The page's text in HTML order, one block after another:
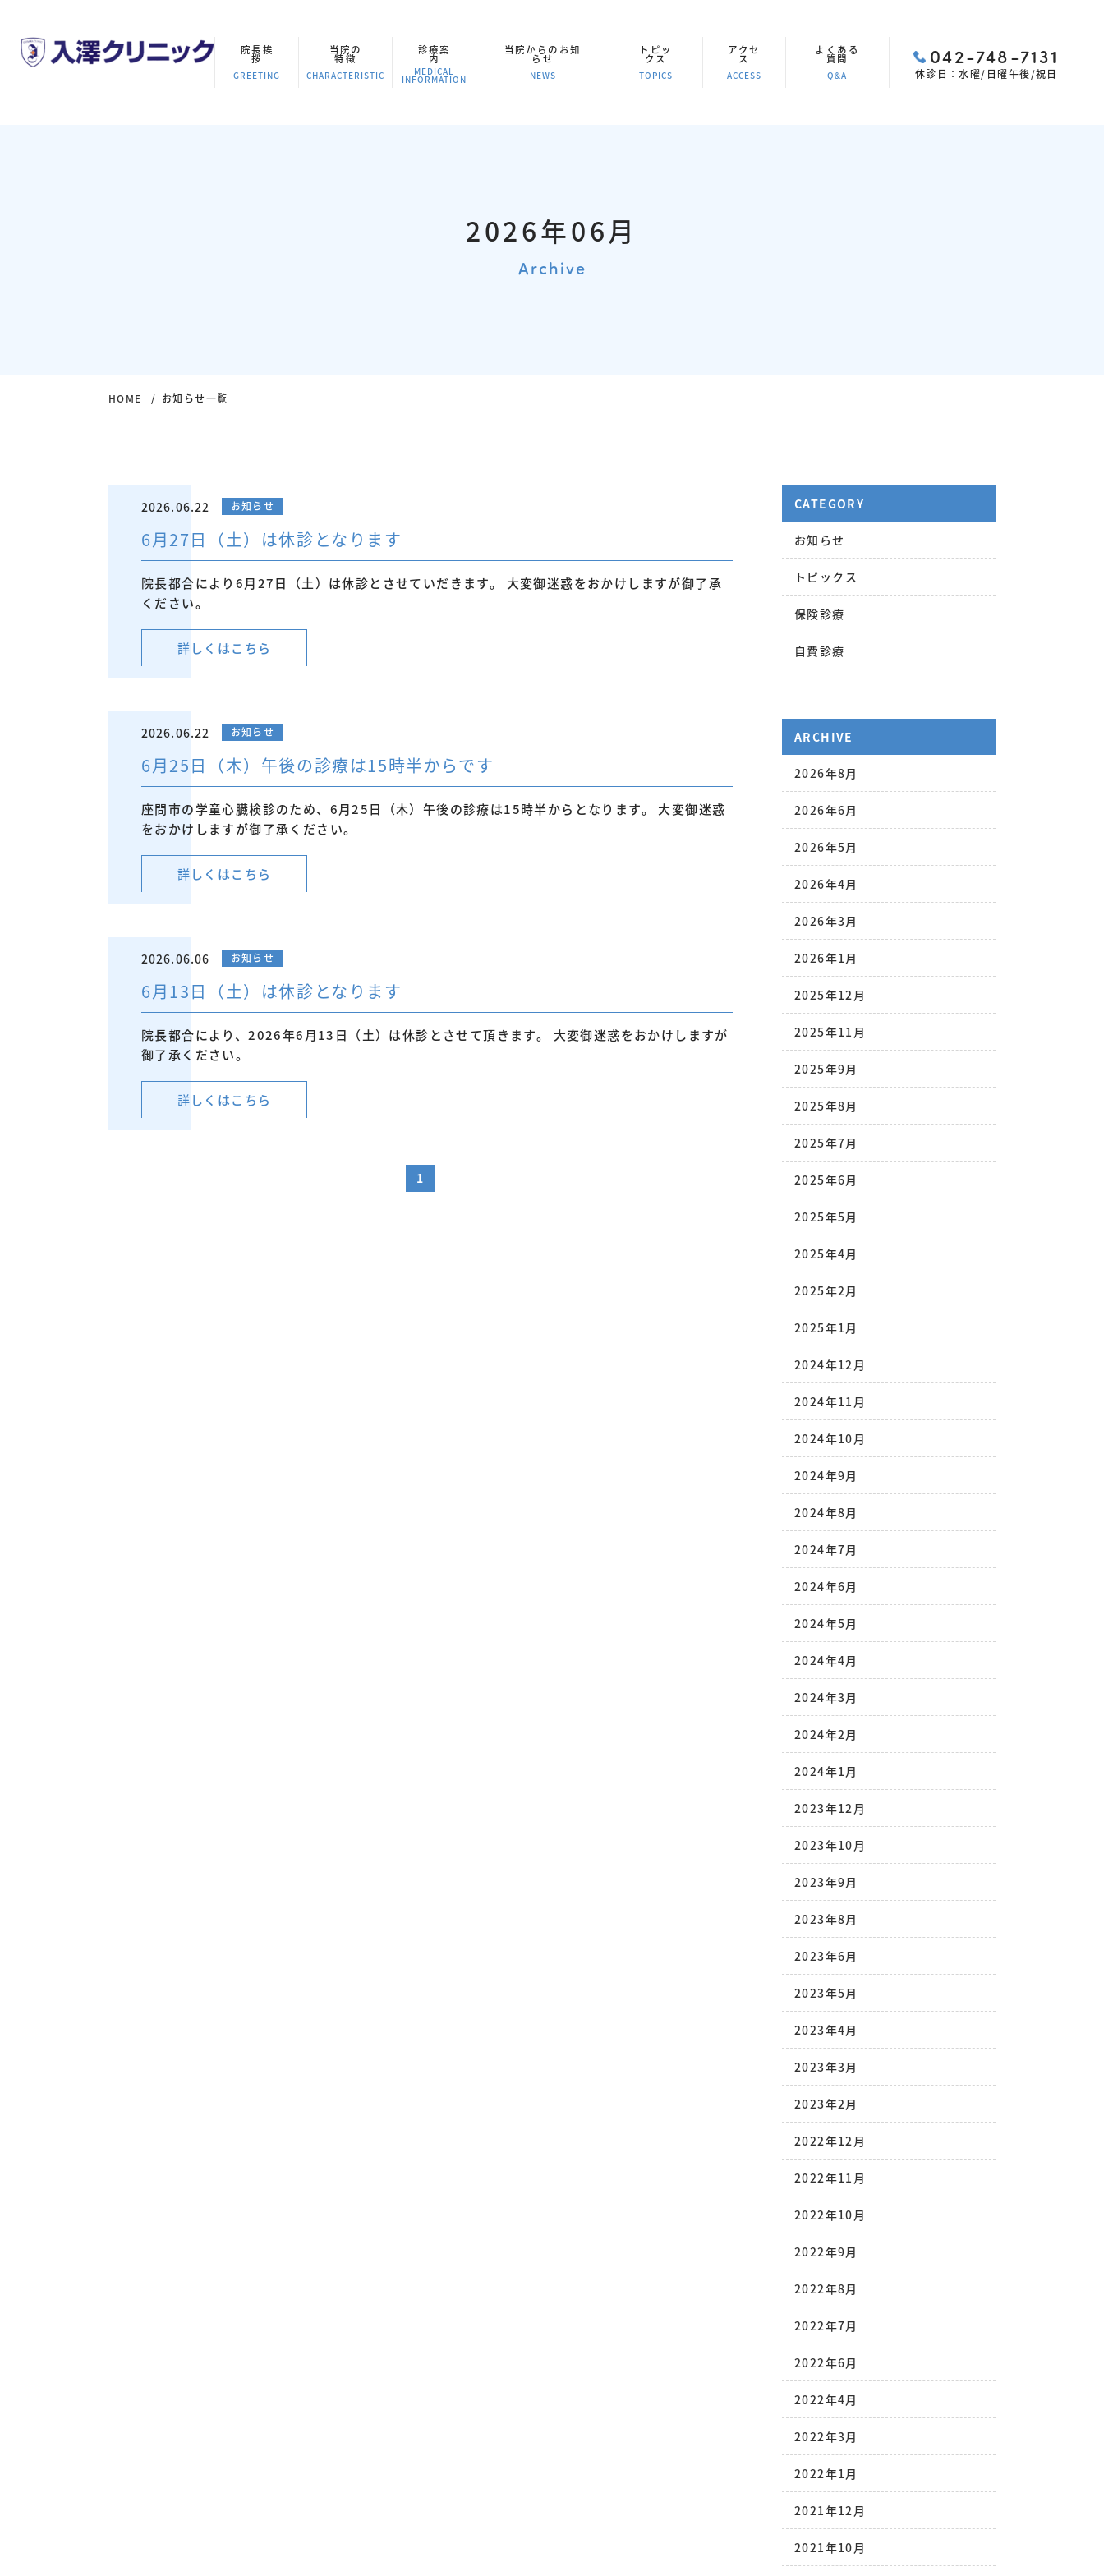
院長挨
拶
GREETING
当院の
特徴
CHARACTERISTIC
診療案
内
MEDICAL
INFORMATION
当院からのお知
らせ
NEWS
トピッ
クス
TOPICS
アクセ
ス
ACCESS
よくある
質問
Q&A
042-748-7131
休診日：水曜/日曜午後/祝日
2026年06月
Archive
HOME お知らせ一覧
2026.06.22 お知らせ
6月27日（土）は休診となります
院長都合により6月27日（土）は休診とさせていだきます。 大変御迷惑をおかけしますが御了承
ください。
詳しくはこちら
2026.06.22 お知らせ
6月25日（木）午後の診療は15時半からです
座間市の学童心臓検診のため、6月25日（木）午後の診療は15時半からとなります。 大変御迷惑
をおかけしますが御了承ください。
詳しくはこちら
2026.06.06 お知らせ
6月13日（土）は休診となります
院長都合により、2026年6月13日（土）は休診とさせて頂きます。 大変御迷惑をおかけしますが
御了承ください。
詳しくはこちら
1
CATEGORY
お知らせ
トピックス
保険診療
自費診療
ARCHIVE
2026年8月
2026年6月
2026年5月
2026年4月
2026年3月
2026年1月
2025年12月
2025年11月
2025年9月
2025年8月
2025年7月
2025年6月
2025年5月
2025年4月
2025年2月
2025年1月
2024年12月
2024年11月
2024年10月
2024年9月
2024年8月
2024年7月
2024年6月
2024年5月
2024年4月
2024年3月
2024年2月
2024年1月
2023年12月
2023年10月
2023年9月
2023年8月
2023年6月
2023年5月
2023年4月
2023年3月
2023年2月
2022年12月
2022年11月
2022年10月
2022年9月
2022年8月
2022年7月
2022年6月
2022年4月
2022年3月
2022年1月
2021年12月
2021年10月